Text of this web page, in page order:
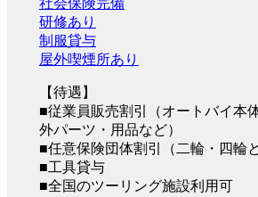
社会保険完備
研修あり
制服貸与
屋外喫煙所あり
【待遇】
■従業員販売割引（オートバイ本
外パーツ・用品など）
■任意保険団体割引（二輪・四輪
■工具貸与
■全国のツーリング施設利用可